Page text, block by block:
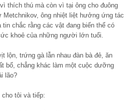
thích thú mà còn vì tại ông cho đuông
Metchnikov, ông nhiệt liệt hưởng ứng tác
chắc rằng các vật đang biến thể có
khoẻ của những người lớn tuổi.
lộn, trứng gà lẫn nhau đàn bà đẻ, ăn
bổ, chẳng khác làm một cuộc dưỡng
lão?
tôi và tiếp: